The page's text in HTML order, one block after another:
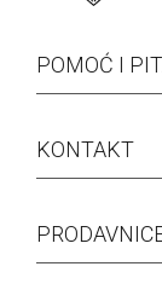
POMOĆ I
KONTAKT